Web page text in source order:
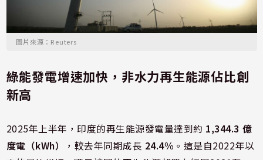
圖片來源：Reuters
綠能發電增速加快，非水力再生能源佔比創
新高
2025年上半年，印度的再生能源發電量達到約 1,344.3 億
度電（kWh）
，較去年同期成長 24.4% 。這是自2022年以